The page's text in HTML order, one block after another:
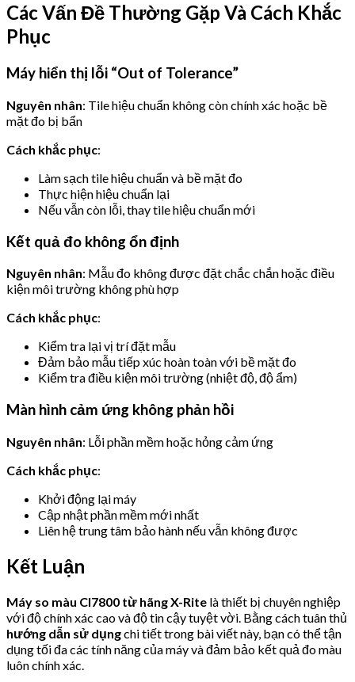
Các Vấn Đề Thường Gặp Và Cách Khắc
Phục
Máy hiển thị lỗi “Out of Tolerance”
Nguyên nhân: Tile hiệu chuẩn không còn chính xác hoặc bề
mặt đo bị bẩn
Cách khắc phục:
Làm sạch tile hiệu chuẩn và bề mặt đo
Thực hiện hiệu chuẩn lại
Nếu vẫn còn lỗi, thay tile hiệu chuẩn mới
Kết quả đo không ổn định
Nguyên nhân: Mẫu đo không được đặt chắc chắn hoặc điều
kiện môi trường không phù hợp
Cách khắc phục:
Kiểm tra lại vị trí đặt mẫu
Đảm bảo mẫu tiếp xúc hoàn toàn với bề mặt đo
Kiểm tra điều kiện môi trường (nhiệt độ, độ ẩm)
Màn hình cảm ứng không phản hồi
Nguyên nhân: Lỗi phần mềm hoặc hỏng cảm ứng
Cách khắc phục:
Khởi động lại máy
Cập nhật phần mềm mới nhất
Liên hệ trung tâm bảo hành nếu vẫn không được
Kết Luận
Máy so màu CI7800 từ hãng X-Rite là thiết bị chuyên nghiệp
với độ chính xác cao và độ tin cậy tuyệt vời. Bằng cách tuân thủ
hướng dẫn sử dụngchi tiết trong bài viết này, bạn có thể tận
dụng tối đa các tính năng của máy và đảm bảo kết quả đo màu
luôn chính xác.